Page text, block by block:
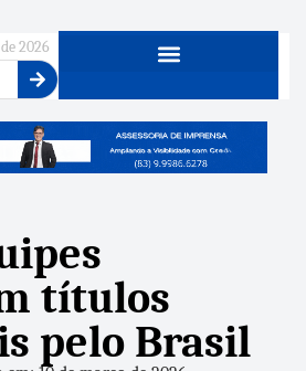
2026
títulos
pelo Brasil